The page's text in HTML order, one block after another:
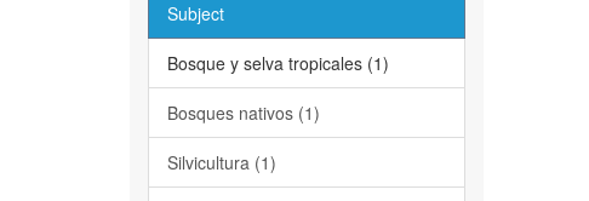
Subject
Bosque y selva tropicales (1)
Bosques nativos (1)
Silvicultura (1)